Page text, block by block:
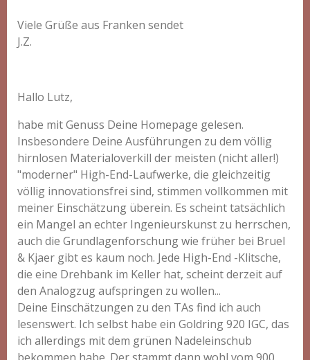
Viele Grüße aus Franken sendet
J.Z.
Hallo Lutz,
habe mit Genuss Deine Homepage gelesen.
Insbesondere Deine Ausführungen zu dem völlig
hirnlosen Materialoverkill der meisten (nicht aller!)
"moderner" High-End-Laufwerke, die gleichzeitig
völlig innovationsfrei sind, stimmen vollkommen mit
meiner Einschätzung überein. Es scheint tatsächlich
ein Mangel an echter Ingenieurskunst zu herrschen,
auch die Grundlagenforschung wie früher bei Bruel
& Kjaer gibt es kaum noch. Jede High-End -Klitsche,
die eine Drehbank im Keller hat, scheint derzeit auf
den Analogzug aufspringen zu wollen...
Deine Einschätzungen zu den TAs find ich auch
lesenswert. Ich selbst habe ein Goldring 920 IGC, das
ich allerdings mit dem grünen Nadeleinschub